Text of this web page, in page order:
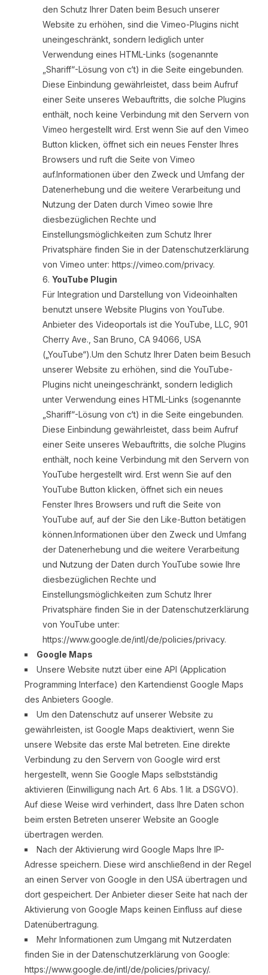
den Schutz Ihrer Daten beim Besuch unserer
Website zu erhöhen, sind die Vimeo-Plugins nicht
uneingeschränkt, sondern lediglich unter
Verwendung eines HTML-Links (sogenannte
„Shariff“-Lösung von c‘t) in die Seite eingebunden.
Diese Einbindung gewährleistet, dass beim Aufruf
einer Seite unseres Webauftritts, die solche Plugins
enthält, noch keine Verbindung mit den Servern von
Vimeo hergestellt wird. Erst wenn Sie auf den Vimeo
Button klicken, öffnet sich ein neues Fenster Ihres
Browsers und ruft die Seite von Vimeo
auf.Informationen über den Zweck und Umfang der
Datenerhebung und die weitere Verarbeitung und
Nutzung der Daten durch Vimeo sowie Ihre
diesbezüglichen Rechte und
Einstellungsmöglichkeiten zum Schutz Ihrer
Privatsphäre finden Sie in der Datenschutzerklärung
von Vimeo unter: https://vimeo.com/privacy.
YouTube Plugin
Für Integration und Darstellung von Videoinhalten
benutzt unsere Website Plugins von YouTube.
Anbieter des Videoportals ist die YouTube, LLC, 901
Cherry Ave., San Bruno, CA 94066, USA
(„YouTube“).Um den Schutz Ihrer Daten beim Besuch
unserer Website zu erhöhen, sind die YouTube-
Plugins nicht uneingeschränkt, sondern lediglich
unter Verwendung eines HTML-Links (sogenannte
„Shariff“-Lösung von c‘t) in die Seite eingebunden.
Diese Einbindung gewährleistet, dass beim Aufruf
einer Seite unseres Webauftritts, die solche Plugins
enthält, noch keine Verbindung mit den Servern von
YouTube hergestellt wird. Erst wenn Sie auf den
YouTube Button klicken, öffnet sich ein neues
Fenster Ihres Browsers und ruft die Seite von
YouTube auf, auf der Sie den Like-Button betätigen
können.Informationen über den Zweck und Umfang
der Datenerhebung und die weitere Verarbeitung
und Nutzung der Daten durch YouTube sowie Ihre
diesbezüglichen Rechte und
Einstellungsmöglichkeiten zum Schutz Ihrer
Privatsphäre finden Sie in der Datenschutzerklärung
von YouTube unter:
https://www.google.de/intl/de/policies/privacy.
Google Maps
Unsere Website nutzt über eine API (Application
Programming Interface) den Kartendienst Google Maps
des Anbieters Google.
Um den Datenschutz auf unserer Website zu
gewährleisten, ist Google Maps deaktiviert, wenn Sie
unsere Website das erste Mal betreten. Eine direkte
Verbindung zu den Servern von Google wird erst
hergestellt, wenn Sie Google Maps selbstständig
aktivieren (Einwilligung nach Art. 6 Abs. 1 lit. a DSGVO).
Auf diese Weise wird verhindert, dass Ihre Daten schon
beim ersten Betreten unserer Website an Google
übertragen werden.
Nach der Aktivierung wird Google Maps Ihre IP-
Adresse speichern. Diese wird anschließend in der Regel
an einen Server von Google in den USA übertragen und
dort gespeichert. Der Anbieter dieser Seite hat nach der
Aktivierung von Google Maps keinen Einfluss auf diese
Datenübertragung.
Mehr Informationen zum Umgang mit Nutzerdaten
finden Sie in der Datenschutzerklärung von Google:
https://www.google.de/intl/de/policies/privacy/.